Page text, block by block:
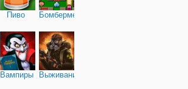
Пиво Бомбермен
Вампиры Выживание